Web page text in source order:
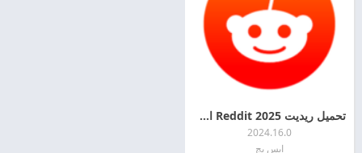
تحميل ريديت 2025 Reddit اخر اصدار مجانا
2024.16.0
ابس بج